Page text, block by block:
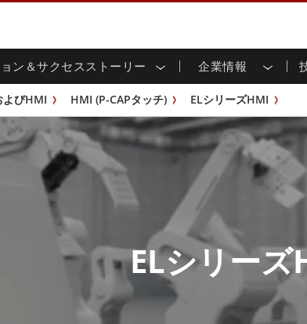
ン＆サクセスストーリー 企業情報
産業用ディスプレイ
マルチタッチ (P-
CAP)
オープンフレーム
シャーシ
パネルマウント
フロントIP65
PoEタッチ
USB Type-C
ステンレスシリー
屋外ディスプレイ
G-WINシリーズ /
IP67
リアマウント
ATEXグレード
ラックマウント
バータイプディス
プレイ
OSD Box
産業用パ
HMI (P-
産業用パネ
産業用パネ
ステンレス
G-WINシ
ATEXグレー
バータイ
エッジAI
組み込みコンピューティング
ボックスPC / 防水頑丈なPC IP65
ヘルスケ
ヘルスケ
AI対応 エネルギ
交通 食品 &
IIoT & エッジコンピューティン
グ
倉庫 & 物
インフラ
再生可能エネルギー セルフ
金属＆鉱業 スマー
投資家情報 サステナ
ダウンロードセンター カスタマ
ファイル共有
ニュースレター 製品仕様
Youtubeチャンネル バーチ
ブログ
よびHMI HMI (P-CAPタッチ) ELシリーズHMI
ELシリー